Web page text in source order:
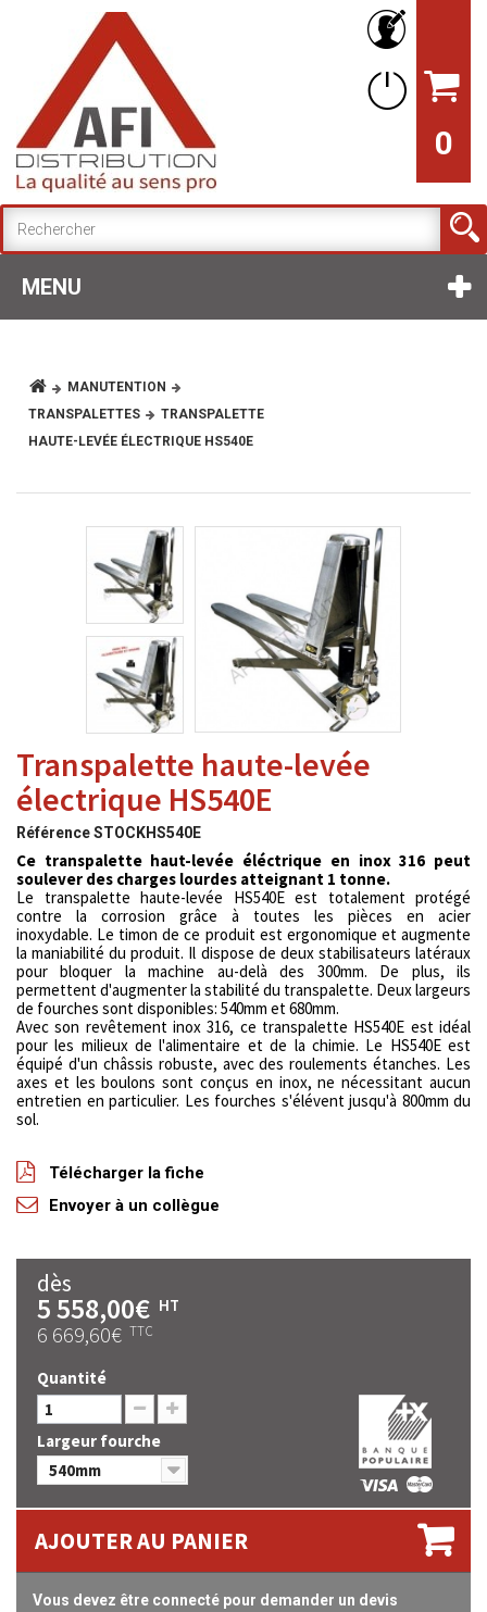
0
MENU
MANUTENTION
TRANSPALETTES
TRANSPALETTE
HAUTE-LEVÉE ÉLECTRIQUE HS540E
Transpalette haute-levée
électrique HS540E
RéférenceSTOCKHS540E
Ce transpalette haut-levée éléctrique en inox 316 peut
soulever des charges lourdes atteignant 1 tonne.
Le transpalette haute-levée HS540E est totalement protégé
contre la corrosion grâce à toutes les pièces en acier
inoxydable. Le timon de ce produit est ergonomique et augmente
la maniabilité du produit. Il dispose de deux stabilisateurs latéraux
pour bloquer la machine au-delà des 300mm. De plus, ils
permettent d'augmenter la stabilité du transpalette. Deux largeurs
de fourches sont disponibles: 540mm et 680mm.
Avec son revêtement inox 316, ce transpalette HS540E est idéal
pour les milieux de l'alimentaire et de la chimie. Le HS540E est
équipé d'un châssis robuste, avec des roulements étanches. Les
axes et les boulons sont conçus en inox, ne nécessitant aucun
entretien en particulier. Les fourches s'élévent jusqu'à 800mm du
sol.
Télécharger la fiche
Envoyer à un collègue
dès
5 558,00€ HT
6 669,60€ TTC
Quantité
Largeur fourche
540mm
AJOUTER AU PANIER
Vous devez être connecté pour demander un devis